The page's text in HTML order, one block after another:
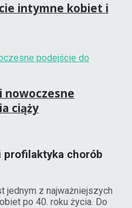
intymne kobiet i
nowoczesne
ciąży
profilaktyka chorób
jednym z najważniejszych
po 40. roku życia. Do